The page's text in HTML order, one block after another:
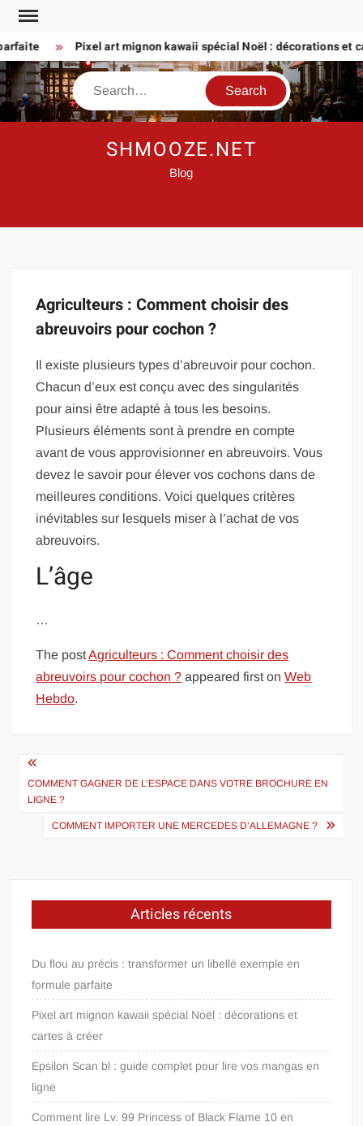
Skip
content
Pixel art mignon kawaii spécial Noël : décorations et
Search
SHMOOZE.NET
Blog
Agriculteurs : Comment choisir des
abreuvoirs pour cochon ?
Il existe plusieurs types d’abreuvoir pour cochon.
Chacun d’eux est conçu avec des singularités
pour ainsi être adapté à tous les besoins.
Plusieurs éléments sont à prendre en compte
avant de vous approvisionner en abreuvoirs. Vous
devez le savoir pour élever vos cochons dans de
meilleures conditions. Voici quelques critères
inévitables sur lesquels miser à l’achat de vos
abreuvoirs.
L’âge
…
The postAgriculteurs : Comment choisir des
abreuvoirs pour cochon ? appeared first onWeb
Hebdo.
Navigation
de
l’article
COMMENT GAGNER DE L’ESPACE DANS VOTRE BROCHURE EN
LIGNE ?
COMMENT IMPORTER UNE MERCEDES D’ALLEMAGNE ?
Articles récents
Du flou au précis : transformer un libellé exemple en
formule parfaite
Pixel art mignon kawaii spécial Noël : décorations et
cartes à créer
Epsilon Scan bl : guide complet pour lire vos mangas en
ligne
Comment lire Lv. 99 Princess of Black Flame 10 en